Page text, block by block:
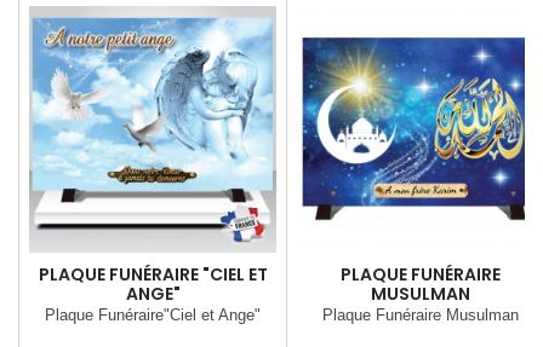
PLAQUE FUNÉRAIRE "CIEL ET
ANGE"
Plaque Funéraire"Ciel et Ange"
PLAQUE FUNÉRAIRE
MUSULMAN
Plaque Funéraire Musulman